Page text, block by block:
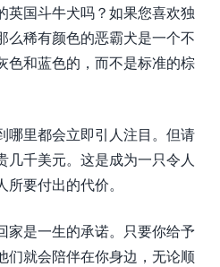
英国斗牛犬吗？如果您喜欢独
么稀有颜色的恶霸犬是一个不
色和蓝色的，而不是标准的棕
哪里都会立即引人注目。但请
几千美元。这是成为一只令人
要付出的代价。
家是一生的承诺。只要你给予
们就会陪伴在你身边，无论顺